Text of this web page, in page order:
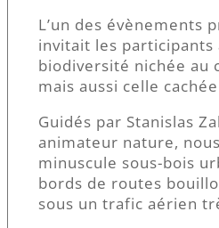
L’un des évènements
invitait les participants
biodiversité nichée au
mais aussi celle
Guidés par Stanislas
animateur nature,
minuscule sous-bois
bords de routes
sous un trafic aérien